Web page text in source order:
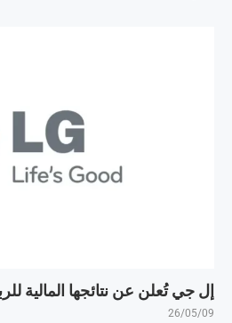
إل جي تُعلن عن نتائجها المالية
26/05/09